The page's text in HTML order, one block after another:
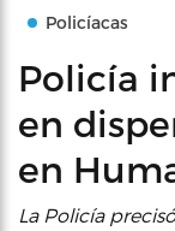
Policíacas
Policía
en
en
La Policía